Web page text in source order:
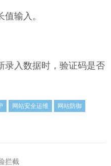
输入。
录入数据时，验证码是否
网站安全运维 网站防御
拦截